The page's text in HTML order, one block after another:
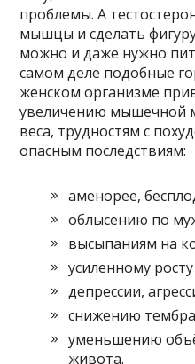
проблемы. А
мышцы и сделать
можно и даже нужно
самом деле подобные
женском организме
увеличению мышечной
веса, трудностям с
опасным последствиям:
аменорее,
облысению по
высыпаниям на
усиленному
депрессии,
снижению тембра
уменьшению
живота.